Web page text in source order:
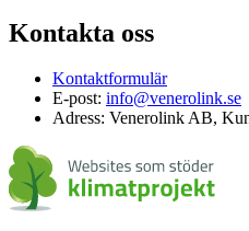
Kontakta oss
Kontaktformulär
E-post: info@venerolink.se
Adress: Venerolink AB,